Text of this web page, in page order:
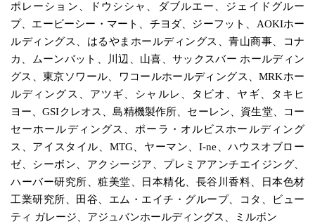
ポレーション、ドウシシャ、ダブルエー、ジェイドグルー
プ、エービーシー・マート、チヨダ、ジーフット、AOKIホー
ルディングス、はるやまホールディングス、青山商事、コナ
カ、ムーンバット、川辺、山喜、サックスバー ホールディン
グス、東京ソワール、ワコールホールディングス、MRKホー
ルディングス、アツギ、シャルレ、タビオ、ヤギ、タキヒ
ヨー、GSIクレオス、島精機製作所、セーレン、資生堂、コー
セーホールディングス、ポーラ・オルビスホールディング
ス、アイスタイル、MTG、ヤーマン、I-ne、ハウスオブロー
ゼ、シーボン、アクシージア、プレミアアンチエイジング、
ハーバー研究所、粧美堂、日本精化、長谷川香料、日本色材
工業研究所、田谷、エム・エイチ・グループ、コタ、ビュー
ティ ガレージ、アジュバンホールディングス、ミルボン